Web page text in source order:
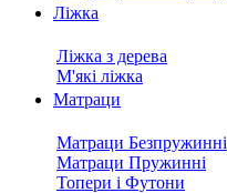
Ліжка
Ліжка з дерева
М'які ліжка
Матраци
Матраци Безпружинні
Матраци Пружинні
Топери і Футони